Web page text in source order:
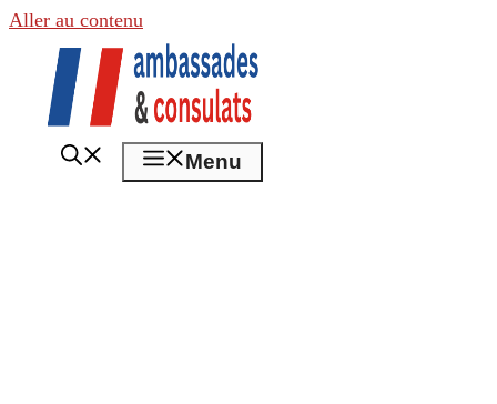
Aller au contenu
Menu